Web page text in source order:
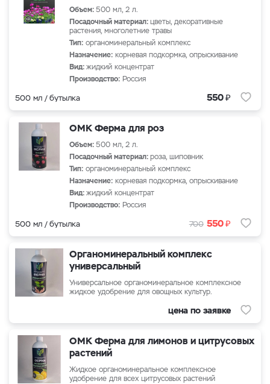
Объем:500 мл, 2 л.
Посадочный материал:цветы, декоративные
растения, многолетние травы
Тип: органоминеральный комплекс
Назначение: корневая подкормка, опрыскивание
Вид:жидкий концентрат
Производство: Россия
500 мл / бутылка 550₽
ОМК Ферма для роз
Объем:500 мл, 2 л.
Посадочный материал:роза, шиповник
Тип: органоминеральный комплекс
Назначение: корневая подкормка, опрыскивание
Вид:жидкий концентрат
Производство: Россия
500 мл / бутылка 700 550₽
Органоминеральный комплекс
универсальный
Универсальное органоминеральное комплексное
жидкое удобрение для овощных культур.
цена по заявке
ОМК Ферма для лимонов и цитрусовых
растений
Жидкое органоминеральное комплексное
удобрение для всех цитрусовых растений